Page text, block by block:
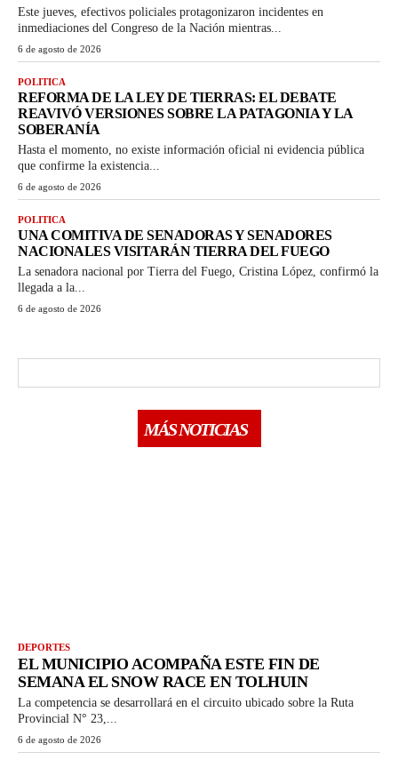
Este jueves, efectivos policiales protagonizaron incidentes en
inmediaciones del Congreso de la Nación mientras...
6 de agosto de 2026
POLITICA
REFORMA DE LA LEY DE TIERRAS: EL DEBATE
REAVIVÓ VERSIONES SOBRE LA PATAGONIA Y LA
SOBERANÍA
Hasta el momento, no existe información oficial ni evidencia pública
que confirme la existencia...
6 de agosto de 2026
POLITICA
UNA COMITIVA DE SENADORAS Y SENADORES
NACIONALES VISITARÁN TIERRA DEL FUEGO
La senadora nacional por Tierra del Fuego, Cristina López, confirmó la
llegada a la...
6 de agosto de 2026
MÁS NOTICIAS
DEPORTES
EL MUNICIPIO ACOMPAÑA ESTE FIN DE
SEMANA EL SNOW RACE EN TOLHUIN
La competencia se desarrollará en el circuito ubicado sobre la Ruta
Provincial N° 23,...
6 de agosto de 2026